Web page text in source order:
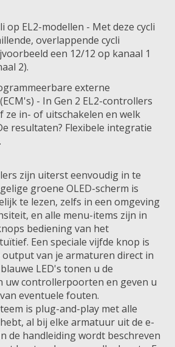
op EL2-modellen - Met deze cycli
overlappende cycli
een 12/12 op kanaal 1
2).
externe
- In Gen 2 EL2-controllers
ze in- of uitschakelen en welk
resultaten? Flexibele integratie
zijn uiterst eenvoudig in te
groene OLED-scherm is
te lezen, zelfs in een omgeving
en alle menu-items zijn in
bediening van het
Een speciale vijfde knop is
van je armaturen direct in
LED's tonen u de
uw controllerpoorten en geven u
eventuele fouten.
is plug-and-play met alle
al bij elke armatuur uit de e-
de handleiding wordt beschreven